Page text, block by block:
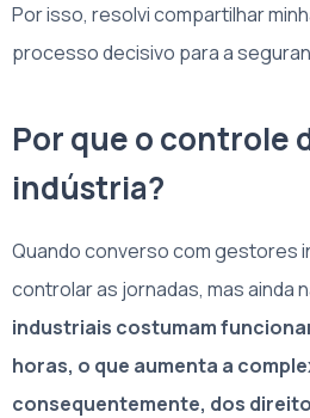
Por isso, resolvi compartilhar
processo decisivo para a
Por que o controle
indústria?
Quando converso com gestores
controlar as jornadas, mas ainda
industriais costumam
horas, o que aumenta a
consequentemente, dos